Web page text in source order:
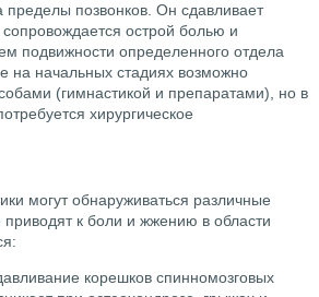
пределы позвонков. Он сдавливает
острой болью и
подвижности определенного отдела
на начальных стадиях возможно
(гимнастикой и препаратами), но в
хирургическое
могут обнаруживаться различные
к боли и жжению в области
корешков спинномозговых